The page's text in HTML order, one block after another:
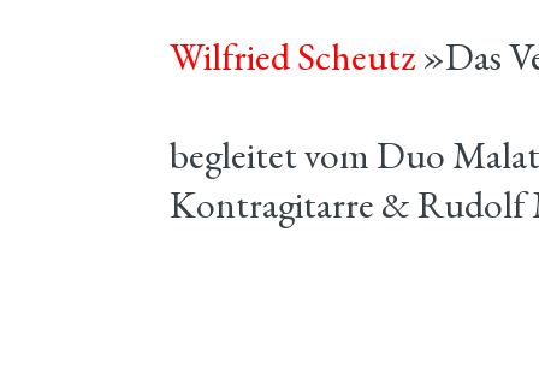
Wilfried Scheutz»Das
begleitet vom Duo
Kontragitarre & Rudolf